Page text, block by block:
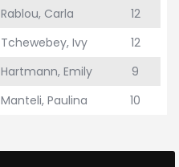
Rablou, Carla
12
Tchewebey, Ivy
12
Hartmann, Emily
9
Manteli, Paulina
10